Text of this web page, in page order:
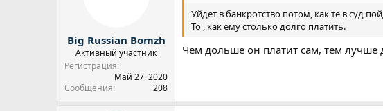
Big Russian Bomzh
Активный участник
Регистрация
Май 27, 2020
Сообщения
208
Уйдет в банкротство потом, как те в суд
То , как ему столько долго платить.
Чем дольше он платит сам, тем лучше